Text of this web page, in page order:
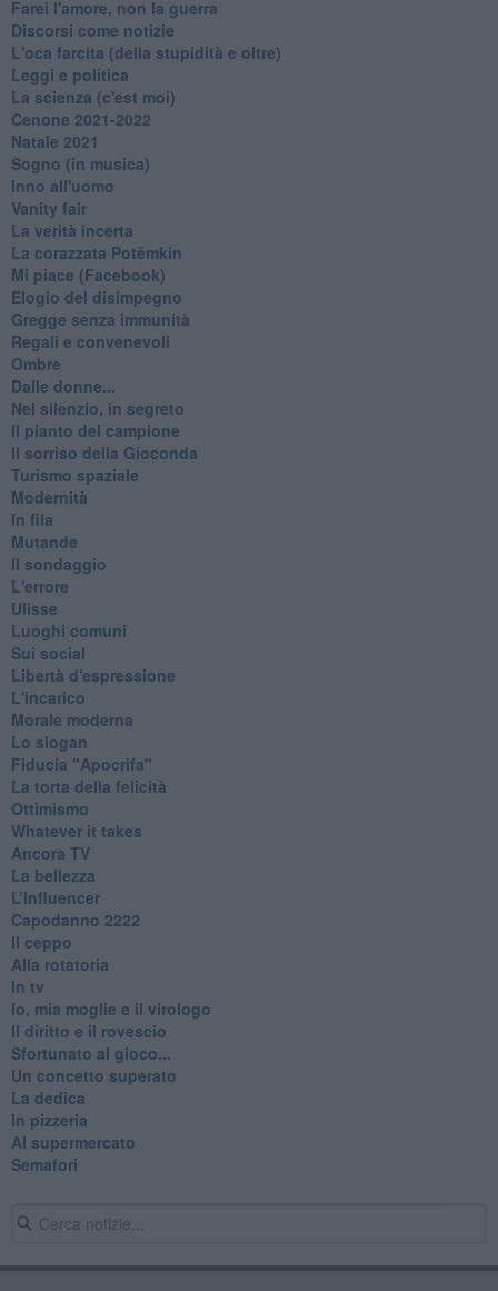
Farei l'amore, non la guerra
Discorsi come notizie
L'oca farcita (della stupidità e oltre)
Leggi e politica
La scienza (c'est moi)
Cenone 2021-2022
Natale 2021
Sogno (in musica)
Inno all'uomo
Vanity fair
La verità incerta
La corazzata Potëmkin
Mi piace (Facebook)
Elogio del disimpegno
Gregge senza immunità
Regali e convenevoli
Ombre
Dalle donne...
Nel silenzio, in segreto
Il pianto del campione
Il sorriso della Gioconda
Turismo spaziale
Modernità
In fila
Mutande
Il sondaggio
L'errore
Ulisse
Luoghi comuni
Sui social
Libertà d'espressione
L'incarico
Morale moderna
Lo slogan
Fiducia "Apocrifa"
La torta della felicità
Ottimismo
Whatever it takes
Ancora TV
La bellezza
L’Influencer
​Capodanno 2222
Il ceppo
Alla rotatoria
In tv
Io, mia moglie e il virologo
Il diritto e il rovescio
Sfortunato al gioco...
Un concetto superato
La dedica
In pizzeria
Al supermercato
Semafori